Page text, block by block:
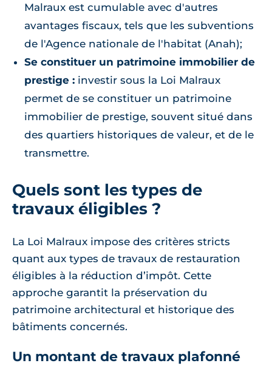
Malraux est cumulable avec d'autres
avantages fiscaux, tels que les subventions
de l'Agence nationale de l'habitat (Anah);
Se constituer un patrimoine immobilier de
prestige : investir sous la Loi Malraux
permet de se constituer un patrimoine
immobilier de prestige, souvent situé dans
des quartiers historiques de valeur, et de le
transmettre.
Quels sont les types de
travaux éligibles ?
La Loi Malraux impose des critères stricts
quant aux types de travaux de restauration
éligibles à la réduction d’impôt. Cette
approche garantit la préservation du
patrimoine architectural et historique des
bâtiments concernés.
Un montant de travaux plafonné